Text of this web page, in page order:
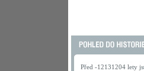
Před -12131204 lety